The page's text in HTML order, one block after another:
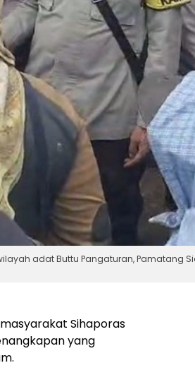
adat Buttu Pangaturan, Pamatang
Sihaporas
yang